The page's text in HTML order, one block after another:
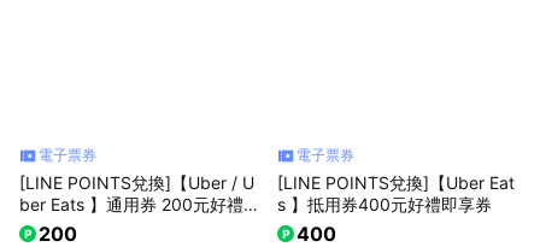
電子票券
[LINE POINTS兌換]【Uber / U
ber Eats 】通用券 200元好禮即
享券200
電子票券
[LINE POINTS兌換]【Uber Eat
s 】抵用券400元好禮即享券
400